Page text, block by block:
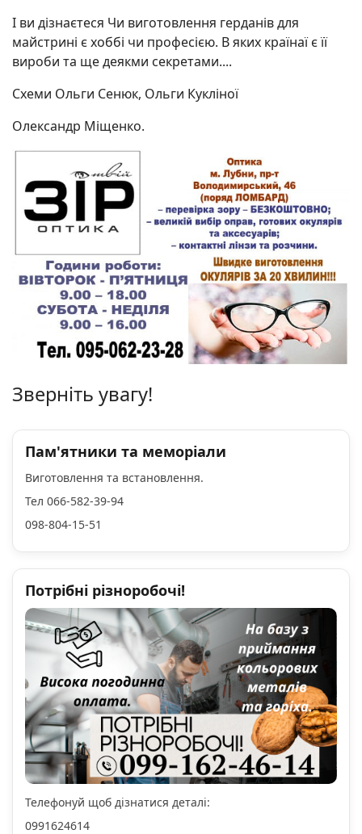
І ви дізнаєтеся Чи виготовлення герданів для
майстрині є хоббі чи професією. В яких країнаї є її
вироби та ще деякми секретами....
Схеми Ольги Сенюк, Ольги Кукліної
Олександр Міщенко.
Зверніть увагу!
Пам'ятники та меморіали
Виготовлення та встановлення.
Тел 066-582-39-94
098-804-15-51
Потрібні різноробочі!
Телефонуй щоб дізнатися деталі:
0991624614